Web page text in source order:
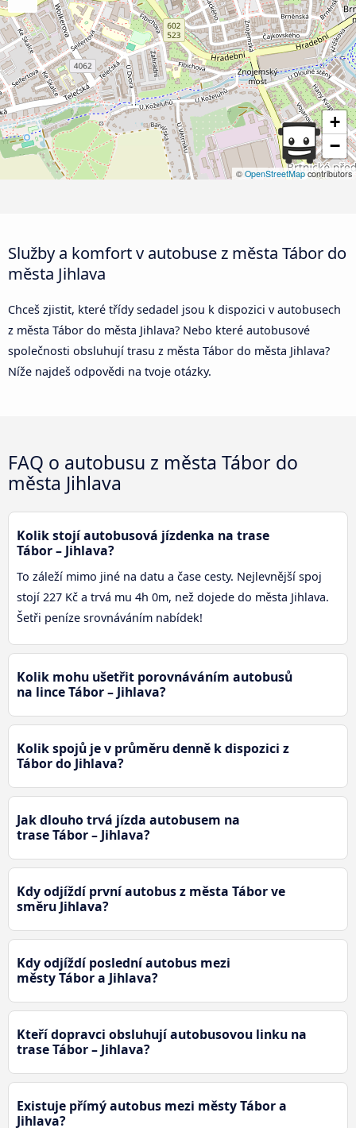
+
−
© OpenStreetMap contributors
Služby a komfort v autobuse z města Tábor do
města Jihlava
Chceš zjistit, které třídy sedadel jsou k dispozici v autobusech
z města Tábor do města Jihlava? Nebo které autobusové
společnosti obsluhují trasu z města Tábor do města Jihlava?
Níže najdeš odpovědi na tvoje otázky.
FAQ o autobusu z města Tábor do
města Jihlava
Kolik stojí autobusová jízdenka na trase
Tábor – Jihlava?
To záleží mimo jiné na datu a čase cesty. Nejlevnější spoj
stojí 227 Kč a trvá mu 4h 0m, než dojede do města Jihlava.
Šetři peníze srovnáváním nabídek!
Kolik mohu ušetřit porovnáváním autobusů
na lince Tábor – Jihlava?
Kolik spojů je v průměru denně k dispozici z
Tábor do Jihlava?
Jak dlouho trvá jízda autobusem na
trase Tábor – Jihlava?
Kdy odjíždí první autobus z města Tábor ve
směru Jihlava?
Kdy odjíždí poslední autobus mezi
městy Tábor a Jihlava?
Kteří dopravci obsluhují autobusovou linku na
trase Tábor – Jihlava?
Existuje přímý autobus mezi městy Tábor a
Jihlava?